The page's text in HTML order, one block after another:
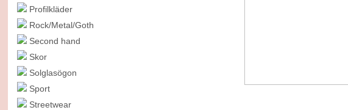
Profilkläder
Rock/Metal/Goth
Second hand
Skor
Solglasögon
Sport
Streetwear